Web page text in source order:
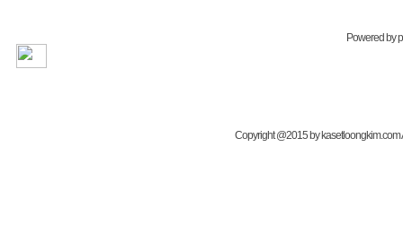
Powered by
Copyright @2015 by kasetloongkim.com